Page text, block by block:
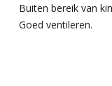
Buiten bereik van
Goed ventileren.